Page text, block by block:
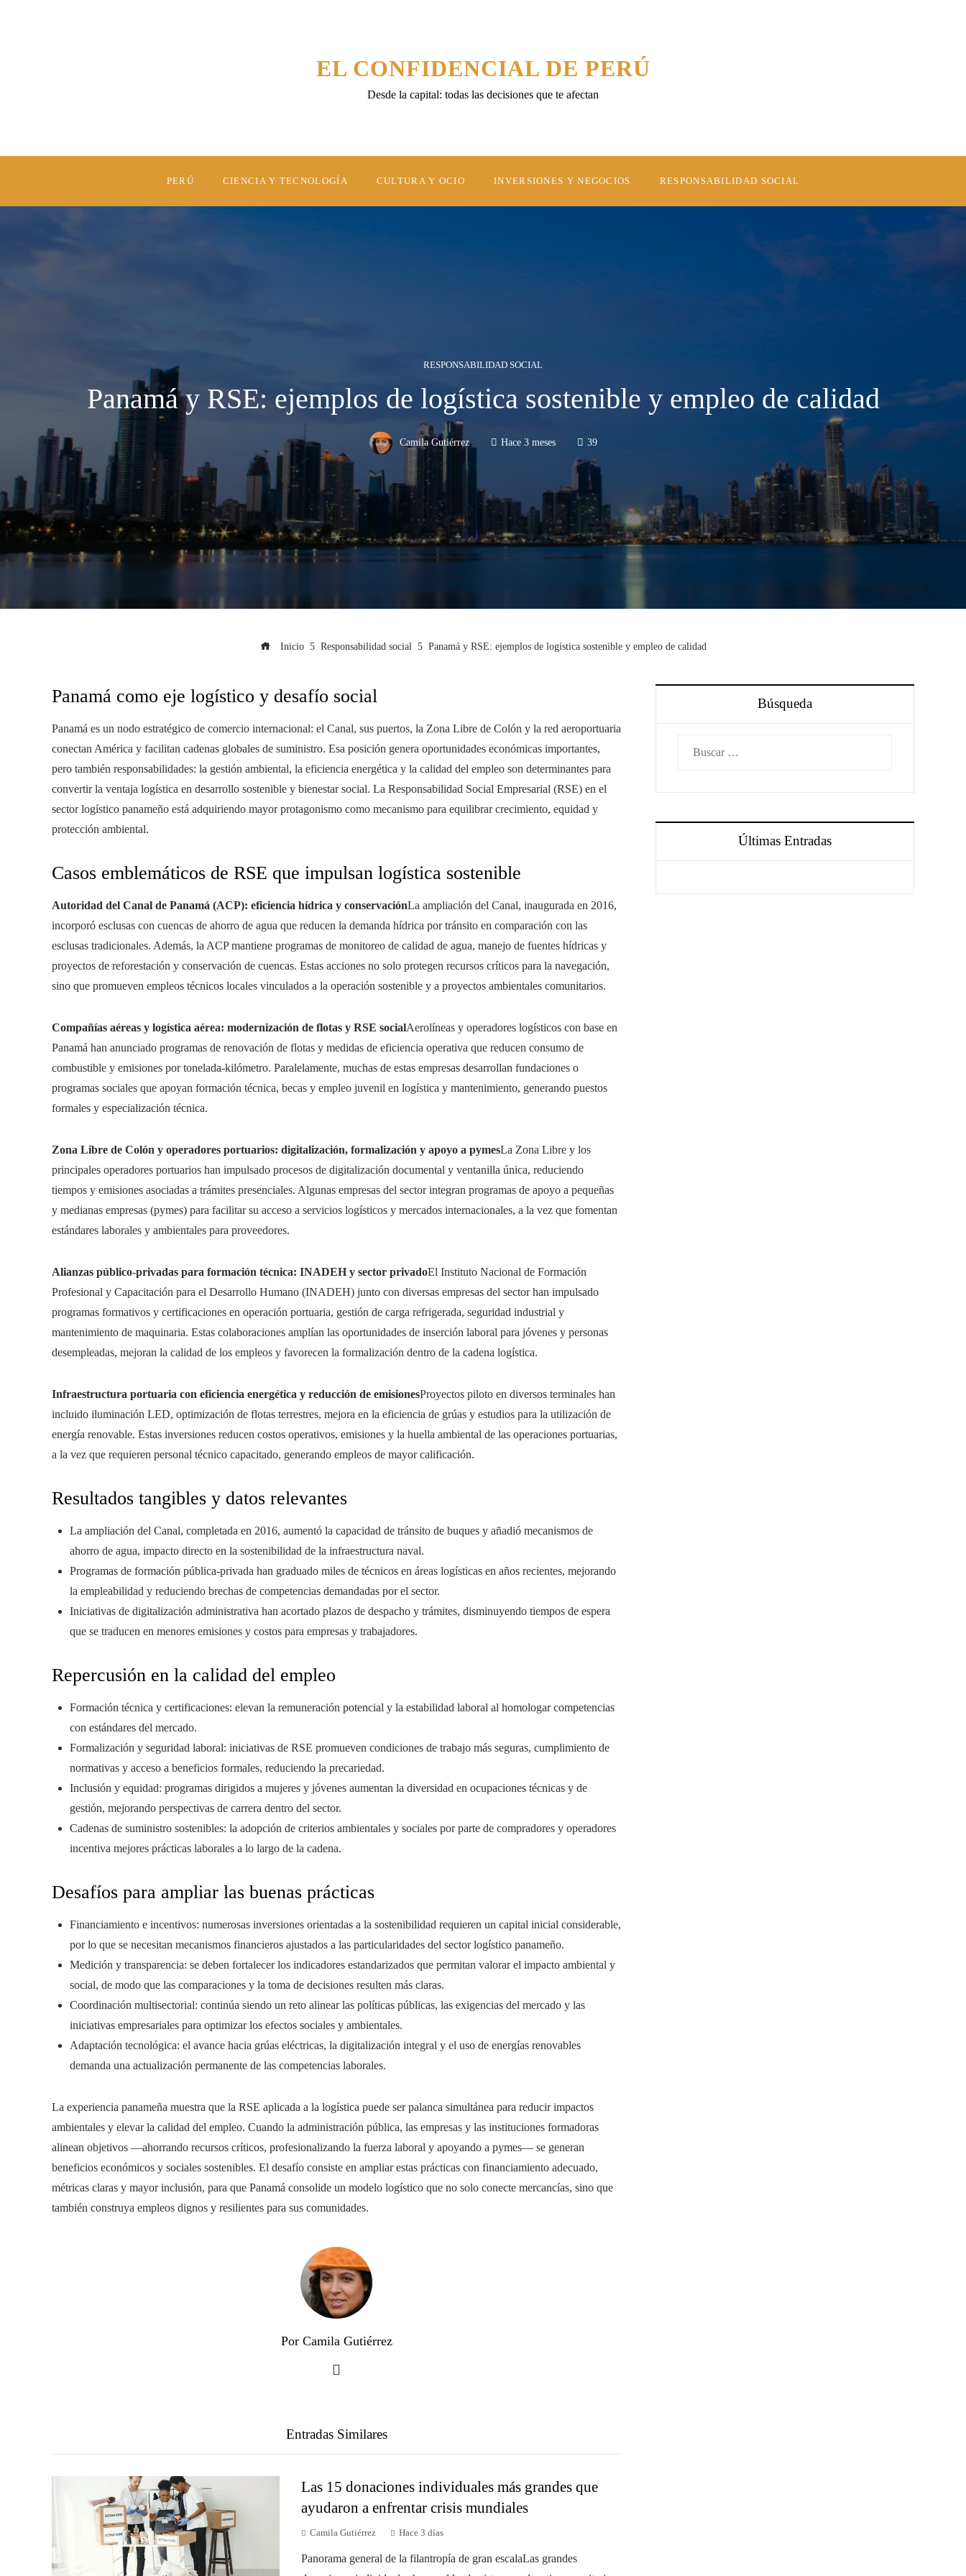
EL CONFIDENCIAL DE PERÚ
Desde la capital: todas las decisiones que te afectan
PERÚ CIENCIA Y TECNOLOGÍA CULTURA Y OCIO INVERSIONES Y NEGOCIOS RESPONSABILIDAD SOCIAL
RESPONSABILIDAD SOCIAL
Panamá y RSE: ejemplos de logística sostenible y empleo de calidad
Camila Gutiérrez Hace 3 meses 39
Inicio Responsabilidad social Panamá y RSE: ejemplos de logística sostenible y empleo de calidad
Panamá como eje logístico y desafío social
Panamá es un nodo estratégico de comercio internacional: el Canal, sus puertos, la Zona Libre de Colón y la red aeroportuaria
conectan América y facilitan cadenas globales de suministro. Esa posición genera oportunidades económicas importantes,
pero también responsabilidades: la gestión ambiental, la eficiencia energética y la calidad del empleo son determinantes para
convertir la ventaja logística en desarrollo sostenible y bienestar social. La Responsabilidad Social Empresarial (RSE) en el
sector logístico panameño está adquiriendo mayor protagonismo como mecanismo para equilibrar crecimiento, equidad y
protección ambiental.
Casos emblemáticos de RSE que impulsan logística sostenible
Autoridad del Canal de Panamá (ACP): eficiencia hídrica y conservaciónLa ampliación del Canal, inaugurada en 2016,
incorporó esclusas con cuencas de ahorro de agua que reducen la demanda hídrica por tránsito en comparación con las
esclusas tradicionales. Además, la ACP mantiene programas de monitoreo de calidad de agua, manejo de fuentes hídricas y
proyectos de reforestación y conservación de cuencas. Estas acciones no solo protegen recursos críticos para la navegación,
sino que promueven empleos técnicos locales vinculados a la operación sostenible y a proyectos ambientales comunitarios.
Compañías aéreas y logística aérea: modernización de flotas y RSE socialAerolíneas y operadores logísticos con base en
Panamá han anunciado programas de renovación de flotas y medidas de eficiencia operativa que reducen consumo de
combustible y emisiones por tonelada-kilómetro. Paralelamente, muchas de estas empresas desarrollan fundaciones o
programas sociales que apoyan formación técnica, becas y empleo juvenil en logística y mantenimiento, generando puestos
formales y especialización técnica.
Zona Libre de Colón y operadores portuarios: digitalización, formalización y apoyo a pymesLa Zona Libre y los
principales operadores portuarios han impulsado procesos de digitalización documental y ventanilla única, reduciendo
tiempos y emisiones asociadas a trámites presenciales. Algunas empresas del sector integran programas de apoyo a pequeñas
y medianas empresas (pymes) para facilitar su acceso a servicios logísticos y mercados internacionales, a la vez que fomentan
estándares laborales y ambientales para proveedores.
Alianzas público-privadas para formación técnica: INADEH y sector privadoEl Instituto Nacional de Formación
Profesional y Capacitación para el Desarrollo Humano (INADEH) junto con diversas empresas del sector han impulsado
programas formativos y certificaciones en operación portuaria, gestión de carga refrigerada, seguridad industrial y
mantenimiento de maquinaria. Estas colaboraciones amplían las oportunidades de inserción laboral para jóvenes y personas
desempleadas, mejoran la calidad de los empleos y favorecen la formalización dentro de la cadena logística.
Infraestructura portuaria con eficiencia energética y reducción de emisionesProyectos piloto en diversos terminales han
incluido iluminación LED, optimización de flotas terrestres, mejora en la eficiencia de grúas y estudios para la utilización de
energía renovable. Estas inversiones reducen costos operativos, emisiones y la huella ambiental de las operaciones portuarias,
a la vez que requieren personal técnico capacitado, generando empleos de mayor calificación.
Resultados tangibles y datos relevantes
La ampliación del Canal, completada en 2016, aumentó la capacidad de tránsito de buques y añadió mecanismos de
ahorro de agua, impacto directo en la sostenibilidad de la infraestructura naval.
Programas de formación pública-privada han graduado miles de técnicos en áreas logísticas en años recientes, mejorando
la empleabilidad y reduciendo brechas de competencias demandadas por el sector.
Iniciativas de digitalización administrativa han acortado plazos de despacho y trámites, disminuyendo tiempos de espera
que se traducen en menores emisiones y costos para empresas y trabajadores.
Repercusión en la calidad del empleo
Formación técnica y certificaciones: elevan la remuneración potencial y la estabilidad laboral al homologar competencias
con estándares del mercado.
Formalización y seguridad laboral: iniciativas de RSE promueven condiciones de trabajo más seguras, cumplimiento de
normativas y acceso a beneficios formales, reduciendo la precariedad.
Inclusión y equidad: programas dirigidos a mujeres y jóvenes aumentan la diversidad en ocupaciones técnicas y de
gestión, mejorando perspectivas de carrera dentro del sector.
Cadenas de suministro sostenibles: la adopción de criterios ambientales y sociales por parte de compradores y operadores
incentiva mejores prácticas laborales a lo largo de la cadena.
Desafíos para ampliar las buenas prácticas
Financiamiento e incentivos: numerosas inversiones orientadas a la sostenibilidad requieren un capital inicial considerable,
por lo que se necesitan mecanismos financieros ajustados a las particularidades del sector logístico panameño.
Medición y transparencia: se deben fortalecer los indicadores estandarizados que permitan valorar el impacto ambiental y
social, de modo que las comparaciones y la toma de decisiones resulten más claras.
Coordinación multisectorial: continúa siendo un reto alinear las políticas públicas, las exigencias del mercado y las
iniciativas empresariales para optimizar los efectos sociales y ambientales.
Adaptación tecnológica: el avance hacia grúas eléctricas, la digitalización integral y el uso de energías renovables
demanda una actualización permanente de las competencias laborales.
La experiencia panameña muestra que la RSE aplicada a la logística puede ser palanca simultánea para reducir impactos
ambientales y elevar la calidad del empleo. Cuando la administración pública, las empresas y las instituciones formadoras
alinean objetivos —ahorrando recursos críticos, profesionalizando la fuerza laboral y apoyando a pymes— se generan
beneficios económicos y sociales sostenibles. El desafío consiste en ampliar estas prácticas con financiamiento adecuado,
métricas claras y mayor inclusión, para que Panamá consolide un modelo logístico que no solo conecte mercancías, sino que
también construya empleos dignos y resilientes para sus comunidades.
Por Camila Gutiérrez
Entradas Similares
Las 15 donaciones individuales más grandes que
ayudaron a enfrentar crisis mundiales
Camila Gutiérrez Hace 3 días
Panorama general de la filantropía de gran escalaLas grandes
Búsqueda
Últimas Entradas